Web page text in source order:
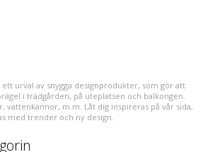
urval av snygga designprodukter, som gör att
i trädgården, på uteplatsen och balkongen.
vattenkannor, m.m. Låt dig inspireras på vår sida,
med trender och ny design.